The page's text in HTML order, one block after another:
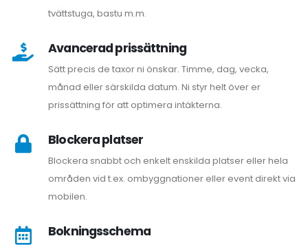
tvättstuga, bastu m.m.
Avancerad prissättning
Sätt precis de taxor ni önskar. Timme, dag, vecka,
månad eller särskilda datum. Ni styr helt över er
prissättning för att optimera intäkterna.
Blockera platser
Blockera snabbt och enkelt enskilda platser eller hela
områden vid t.ex. ombyggnationer eller event direkt via
mobilen.
Bokningsschema